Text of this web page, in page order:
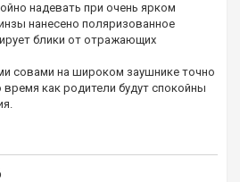
надевать при очень ярком
нанесено поляризованное
блики от отражающих
совами на широком заушнике точно
время как родители будут спокойны